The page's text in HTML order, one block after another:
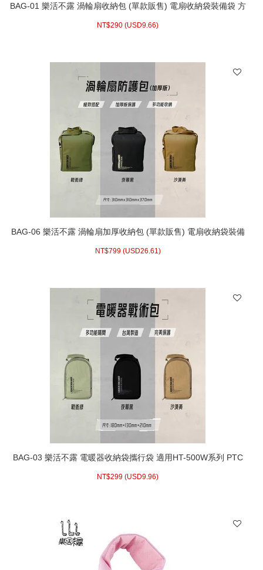
BAG-01 樂活不露 渦輪扇收納包 (單款販售) 電扇收納袋裝備袋 方
NT$290 (USD9.66)
BAG-06 樂活不露 渦輪扇加厚收納包 (單款販售) 電扇收納袋裝備
NT$799 (USD26.61)
BAG-03 樂活不露 電暖器收納袋攜行袋 適用HT-500W系列 PTC
NT$299 (USD9.96)